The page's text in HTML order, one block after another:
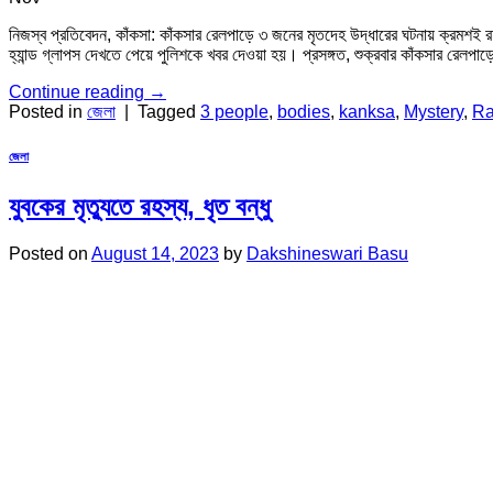
নিজস্ব প্রতিবেদন, কাঁকসা: কাঁকসার রেলপাড়ে ৩ জনের মৃতদেহ উদ্ধারের ঘটনায় ক্রমশই
হ্যান্ড গ্লাপস দেখতে পেয়ে পুলিশকে খবর দেওয়া হয়। প্রসঙ্গত, শুক্রবার কাঁকসার
Continue reading →
Posted in জেলা Tagged 3 people, bodies, kanksa, Mystery,
জেলা
যুবকের মৃত্যুতে রহস্য, ধৃত বন্ধু
Posted on August 14, 2023 by Dakshineswari Basu